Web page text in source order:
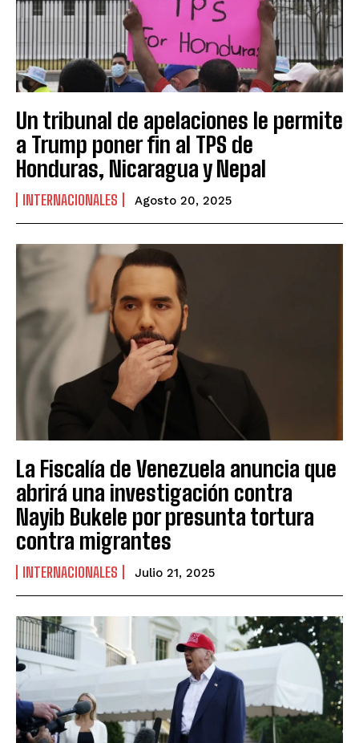
Un tribunal de apelaciones le permite
a Trump poner fin al TPS de
Honduras, Nicaragua y Nepal
INTERNACIONALES Agosto 20, 2025
La Fiscalía de Venezuela anuncia que
abrirá una investigación contra
Nayib Bukele por presunta tortura
contra migrantes
INTERNACIONALES Julio 21, 2025